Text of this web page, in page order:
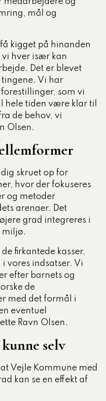
mål og
kigget på hinanden
vi hver især kan
Det er blevet
Vi har
som vi
hele tiden være klar til
de behov, vi
Olsen.
skruet op for
hvor der fokuseres
og metoder
arenaer. Det
grad integreres i
miljø.
firkantede kasser,
vores indsatser. Vi
efter barnets og
de
med det formål i
eventuel
Ravn Olsen.
selv
Vejle Kommune med
kan se en effekt af